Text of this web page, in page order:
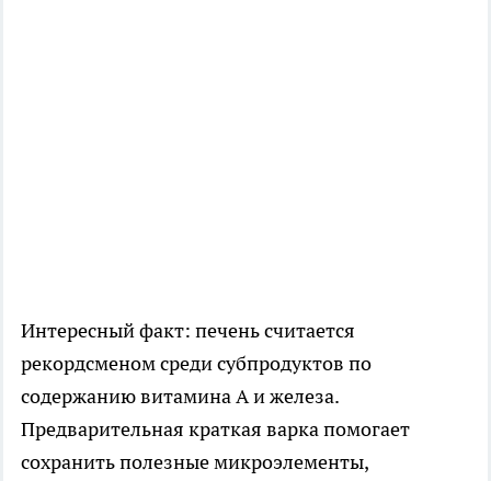
Интересный факт: печень считается
рекордсменом среди субпродуктов по
содержанию витамина А и железа.
Предварительная краткая варка помогает
сохранить полезные микроэлементы,